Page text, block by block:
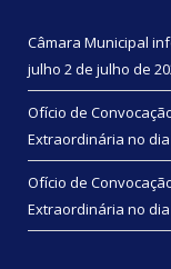
Câmara Municipal
julho 2 de julho de
Ofício de
Extraordinária no
Ofício de
Extraordinária no